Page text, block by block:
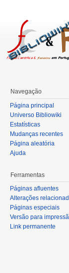
Navegação
Página principal
Universo Bibliowiki
Estatísticas
Mudanças recentes
Página aleatória
Ajuda
Ferramentas
Páginas afluentes
Alterações
Páginas especiais
Versão para
Link permanente